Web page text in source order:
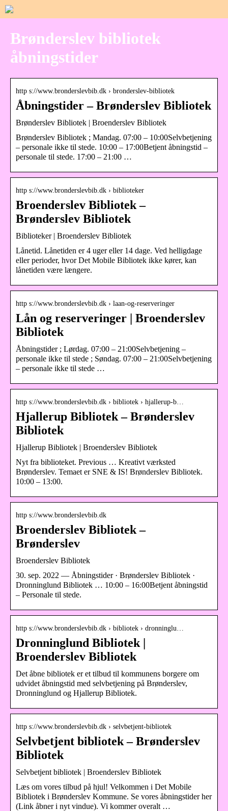
Brønderslev bibliotek
åbningstider
http s://www.bronderslevbib.dk › bronderslev-bibliotek
Åbningstider – Brønderslev Bibliotek
Brønderslev Bibliotek | Broenderslev Bibliotek
Brønderslev Bibliotek ; Mandag. 07:00 – 10:00Selvbetjening
– personale ikke til stede. 10:00 – 17:00Betjent åbningstid –
personale til stede. 17:00 – 21:00 …
http s://www.bronderslevbib.dk › biblioteker
Broenderslev Bibliotek –
Brønderslev Bibliotek
Biblioteker | Broenderslev Bibliotek
Lånetid. Lånetiden er 4 uger eller 14 dage. Ved helligdage
eller perioder, hvor Det Mobile Bibliotek ikke kører, kan
lånetiden være længere.
http s://www.bronderslevbib.dk › laan-og-reserveringer
Lån og reserveringer | Broenderslev
Bibliotek
Åbningstider ; Lørdag. 07:00 – 21:00Selvbetjening –
personale ikke til stede ; Søndag. 07:00 – 21:00Selvbetjening
– personale ikke til stede …
http s://www.bronderslevbib.dk › bibliotek › hjallerup-b…
Hjallerup Bibliotek – Brønderslev
Bibliotek
Hjallerup Bibliotek | Broenderslev Bibliotek
Nyt fra biblioteket. Previous … Kreativt værksted
Brønderslev. Temaet er SNE & IS! Brønderslev Bibliotek.
10:00 – 13:00.
http s://www.bronderslevbib.dk
Broenderslev Bibliotek –
Brønderslev
Broenderslev Bibliotek
30. sep. 2022 — Åbningstider · Brønderslev Bibliotek ·
Dronninglund Bibliotek … 10:00 – 16:00Betjent åbningstid
– Personale til stede.
http s://www.bronderslevbib.dk › bibliotek › dronninglu…
Dronninglund Bibliotek |
Broenderslev Bibliotek
Det åbne bibliotek er et tilbud til kommunens borgere om
udvidet åbningstid med selvbetjening på Brønderslev,
Dronninglund og Hjallerup Bibliotek.
http s://www.bronderslevbib.dk › selvbetjent-bibliotek
Selvbetjent bibliotek – Brønderslev
Bibliotek
Selvbetjent bibliotek | Broenderslev Bibliotek
Læs om vores tilbud på hjul! Velkommen i Det Mobile
Bibliotek i Brønderslev Kommune. Se vores åbningstider her
(Link åbner i nyt vindue). Vi kommer overalt …